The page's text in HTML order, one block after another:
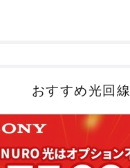
おすすめ光回線